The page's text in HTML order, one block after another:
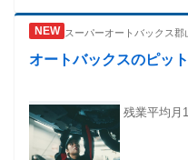
スーパーオートバックス
オートバックスのピッ
残業平均